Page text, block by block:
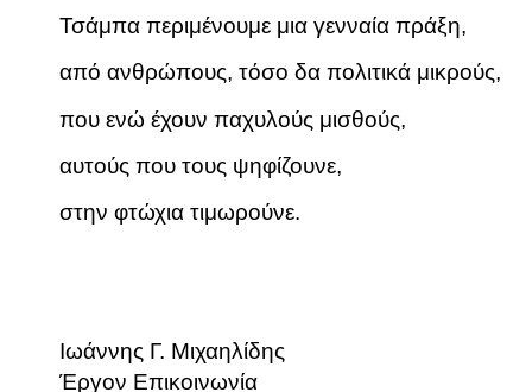
Τσάμπα περιμένουμε μια γενναία πράξη,
από ανθρώπους, τόσο δα πολιτικά μικρούς,
που ενώ έχουν παχυλούς μισθούς,
αυτούς που τους ψηφίζουνε,
στην φτώχια τιμωρούνε.
Ιωάννης Γ. Μιχαηλίδης
Έργον Επικοινωνία